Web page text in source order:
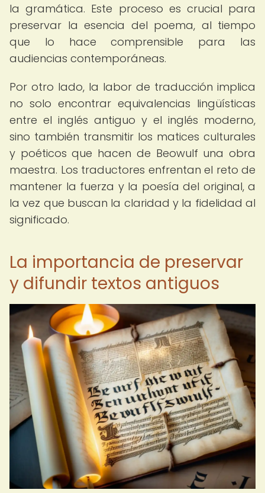
la gramática. Este proceso es crucial para
preservar la esencia del poema, al tiempo
que lo hace comprensible para las
audiencias contemporáneas.
Por otro lado, la labor de traducción implica
no solo encontrar equivalencias lingüísticas
entre el inglés antiguo y el inglés moderno,
sino también transmitir los matices culturales
y poéticos que hacen de Beowulf una obra
maestra. Los traductores enfrentan el reto de
mantener la fuerza y la poesía del original, a
la vez que buscan la claridad y la fidelidad al
significado.
La importancia de preservar
y difundir textos antiguos